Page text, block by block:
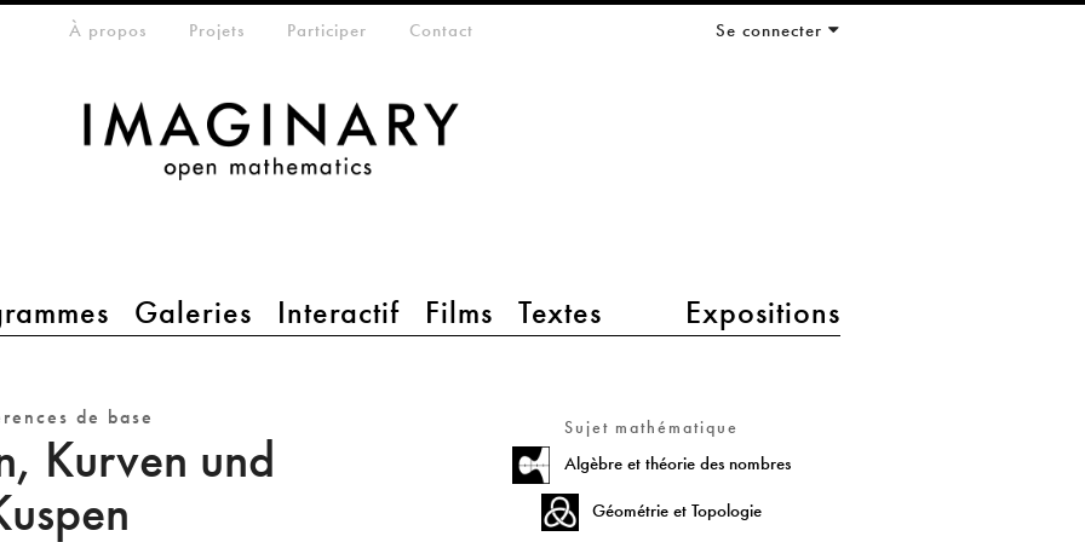
Galeries Interactif Films Textes Expositions
menuÀ propos Projets Participer Contact Se connecter
de base
Kurven und
Sujet mathématique
Algèbre et théorie des nombres
Géométrie et Topologie